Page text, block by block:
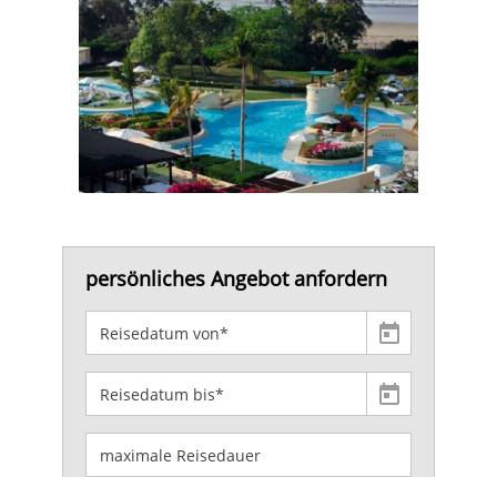
persönliches Angebot anfordern